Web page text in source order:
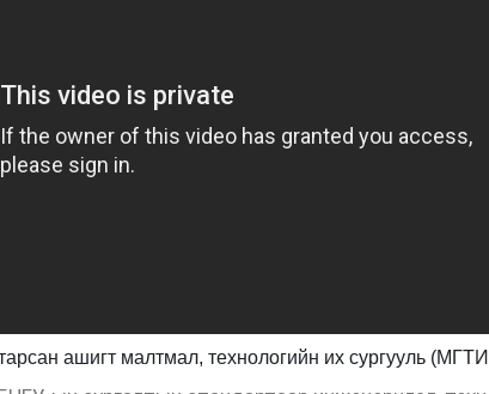
ашигт малтмал, технологийн их сургууль